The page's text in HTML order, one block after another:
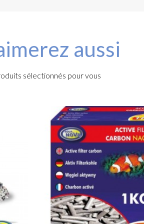
aussi
sélectionnés pour vous